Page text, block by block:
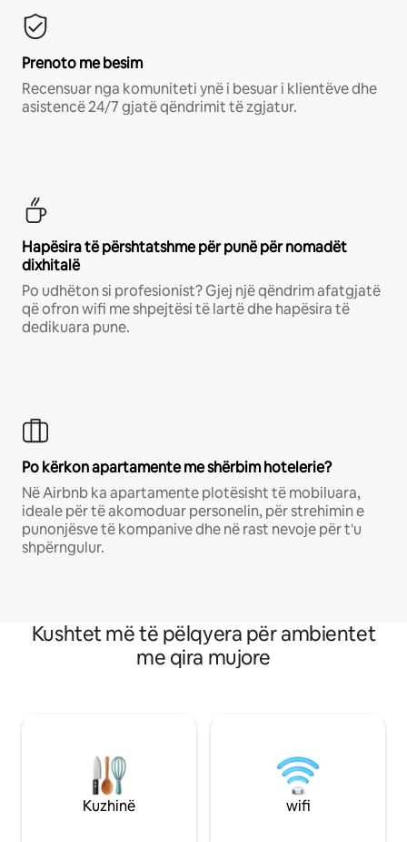
Prenoto me besim
Recensuar nga komuniteti ynë i besuar i klientëve dhe
asistencë 24/7 gjatë qëndrimit të zgjatur.
Hapësira të përshtatshme për punë për nomadët
dixhitalë
Po udhëton si profesionist? Gjej një qëndrim afatgjatë
që ofron wifi me shpejtësi të lartë dhe hapësira të
dedikuara pune.
Po kërkon apartamente me shërbim hotelerie?
Në Airbnb ka apartamente plotësisht të mobiluara,
ideale për të akomoduar personelin, për strehimin e
punonjësve të kompanive dhe në rast nevoje për t'u
shpërngulur.
Kushtet më të pëlqyera për ambientet
me qira mujore
Kuzhinë wifi